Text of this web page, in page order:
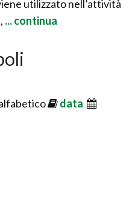
utilizzato nell’attività
... continua
data